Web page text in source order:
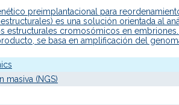
preimplantacional para
es una solución orientada al
estructurales cromosómicos en
se basa en amplificación del
con anomalías cromosómicas y
para transferencia, con el objetivo…
masiva (NGS)